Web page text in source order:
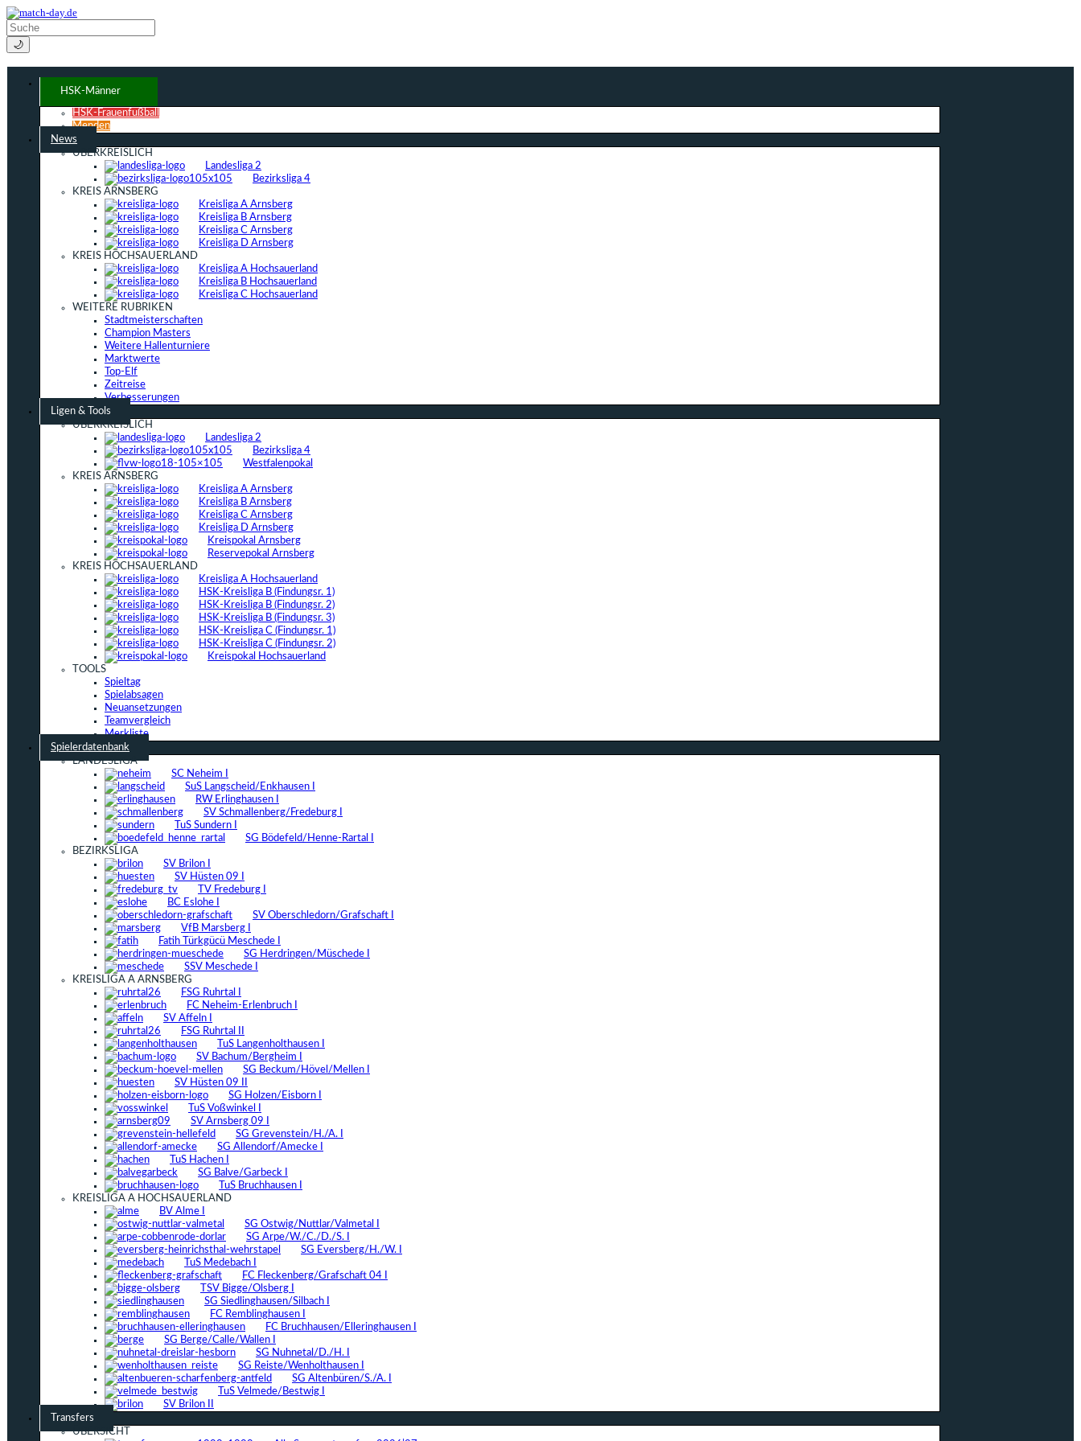
🌙
HSK-Männer
HSK-Frauenfußball
Menden
News
ÜBERKREISLICH
Landesliga 2
Bezirksliga 4
KREIS ARNSBERG
Kreisliga A Arnsberg
Kreisliga B Arnsberg
Kreisliga C Arnsberg
Kreisliga D Arnsberg
KREIS HOCHSAUERLAND
Kreisliga A Hochsauerland
Kreisliga B Hochsauerland
Kreisliga C Hochsauerland
WEITERE RUBRIKEN
Stadtmeisterschaften
Champion Masters
Weitere Hallenturniere
Marktwerte
Top-Elf
Zeitreise
Verbesserungen
Ligen & Tools
ÜBERKREISLICH
Landesliga 2
Bezirksliga 4
Westfalenpokal
KREIS ARNSBERG
Kreisliga A Arnsberg
Kreisliga B Arnsberg
Kreisliga C Arnsberg
Kreisliga D Arnsberg
Kreispokal Arnsberg
Reservepokal Arnsberg
KREIS HOCHSAUERLAND
Kreisliga A Hochsauerland
HSK-Kreisliga B (Findungsr. 1)
HSK-Kreisliga B (Findungsr. 2)
HSK-Kreisliga B (Findungsr. 3)
HSK-Kreisliga C (Findungsr. 1)
HSK-Kreisliga C (Findungsr. 2)
Kreispokal Hochsauerland
TOOLS
Spieltag
Spielabsagen
Neuansetzungen
Teamvergleich
Merkliste
Spielerdatenbank
LANDESLIGA
SC Neheim I
SuS Langscheid/Enkhausen I
RW Erlinghausen I
SV Schmallenberg/Fredeburg I
TuS Sundern I
SG Bödefeld/Henne-Rartal I
BEZIRKSLIGA
SV Brilon I
SV Hüsten 09 I
TV Fredeburg I
BC Eslohe I
SV Oberschledorn/Grafschaft I
VfB Marsberg I
Fatih Türkgücü Meschede I
SG Herdringen/Müschede I
SSV Meschede I
KREISLIGA A ARNSBERG
FSG Ruhrtal I
FC Neheim-Erlenbruch I
SV Affeln I
FSG Ruhrtal II
TuS Langenholthausen I
SV Bachum/Bergheim I
SG Beckum/Hövel/Mellen I
SV Hüsten 09 II
SG Holzen/Eisborn I
TuS Voßwinkel I
SV Arnsberg 09 I
SG Grevenstein/H./A. I
SG Allendorf/Amecke I
TuS Hachen I
SG Balve/Garbeck I
TuS Bruchhausen I
KREISLIGA A HOCHSAUERLAND
BV Alme I
SG Ostwig/Nuttlar/Valmetal I
SG Arpe/W./C./D./S. I
SG Eversberg/H./W. I
TuS Medebach I
FC Fleckenberg/Grafschaft 04 I
TSV Bigge/Olsberg I
SG Siedlinghausen/Silbach I
FC Remblinghausen I
FC Bruchhausen/Elleringhausen I
SG Berge/Calle/Wallen I
SG Nuhnetal/D./H. I
SG Reiste/Wenholthausen I
SG Altenbüren/S./A. I
TuS Velmede/Bestwig I
SV Brilon II
Transfers
ÜBERSICHT